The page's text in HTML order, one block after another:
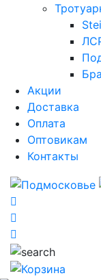
Акции
Доставка
Оплата
Оптовикам
Контакты